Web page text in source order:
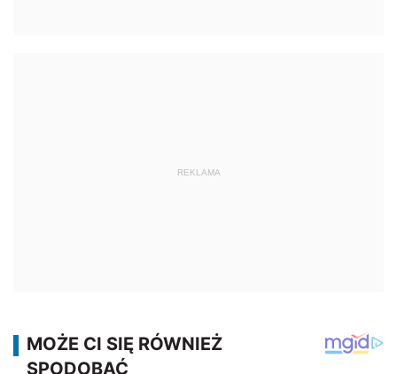
REKLAMA